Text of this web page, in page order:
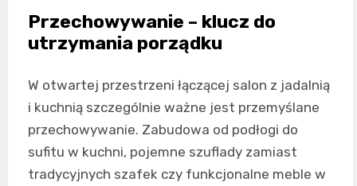
Przechowywanie – klucz do
utrzymania porządku
W otwartej przestrzeni łączącej salon z jadalnią
i kuchnią szczególnie ważne jest przemyślane
przechowywanie. Zabudowa od podłogi do
sufitu w kuchni, pojemne szuflady zamiast
tradycyjnych szafek czy funkcjonalne meble w